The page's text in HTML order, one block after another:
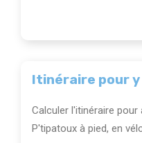
Itinéraire pour
Calculer l'itinéraire pour
P'tipatoux à pied, en